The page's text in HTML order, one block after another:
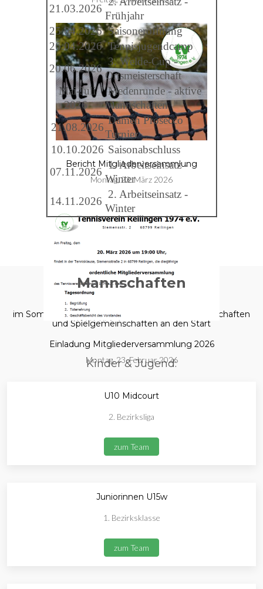
Bericht Mitgliederversammlung
Montag, 23. März 2026
Einladung Mitgliederversammlung 2026
Montag, 23. Februar 2026
21.03.2026
Frühjahr
25.04.2026 Saisoneröffnung
26.04.2026 Tennisjugendcamp
20.06.2026
3. Welde-Cup -
Ortsmeisterschaft
Mai-Juli
2026
Medenrunde - aktive
Mannschaften
21.08.2026
Damen Prosecco
Turnier
10.10.2026 Saisonabschluss
07.11.2026
1. Arbeitseinsatz -
Winter
14.11.2026
2. Arbeitseinsatz -
Winter
Mannschaften
im Sommer 2025 gehen wir mit folgenden Mannschaften
und Spielgemeinschaften an den Start
Kinder & Jugend:
U10 Midcourt
2. Bezirksliga
zum Team
Juniorinnen U15w
1. Bezirksklasse
zum Team